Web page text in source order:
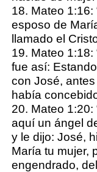
18. Mateo
esposo de
llamado el
19. Mateo 1:18:
fue así:
con José,
había
20. Mateo 1:20:
aquí un ángel
y le dijo: José,
María tu mujer,
engendrado,